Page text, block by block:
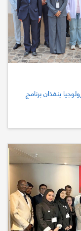
ينفذان برنامج